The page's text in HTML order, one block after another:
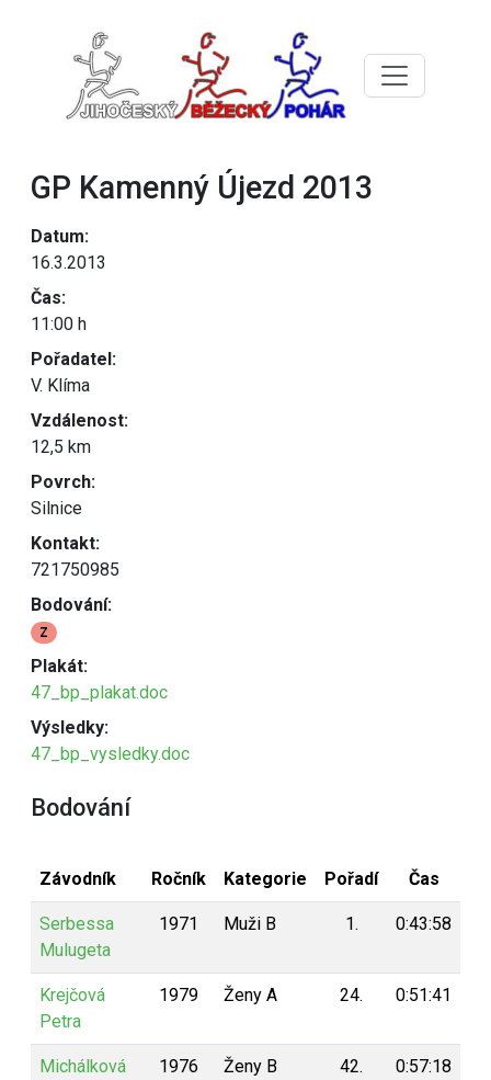
GP Kamenný Újezd 2013
Datum:
16.3.2013
Čas:
11:00 h
Pořadatel:
V. Klíma
Vzdálenost:
12,5 km
Povrch:
Silnice
Kontakt:
721750985
Bodování:
Z
Plakát:
47_bp_plakat.doc
Výsledky:
47_bp_vysledky.doc
Bodování
Závodník Ročník Kategorie Pořadí Čas
Serbessa
Mulugeta
1971 Muži B 1. 0:43:58
Krejčová
Petra
1979 Ženy A 24. 0:51:41
Michálková
1976 Ženy B 42. 0:57:18